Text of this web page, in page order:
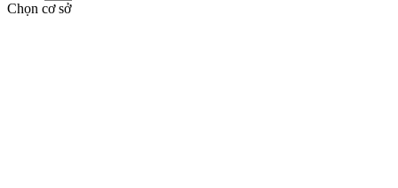
Chọn cơ sở